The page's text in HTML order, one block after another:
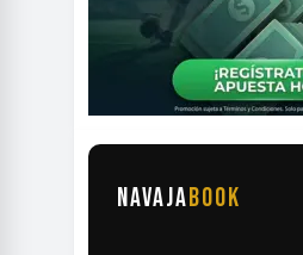
NAVAJABOOK